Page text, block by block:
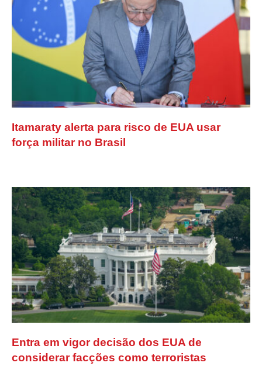
Itamaraty alerta para risco de EUA usar
força militar no Brasil
Entra em vigor decisão dos EUA de
considerar facções como terroristas